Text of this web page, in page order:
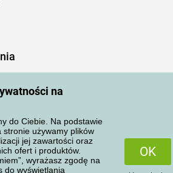
na
do Ciebie. Na podstawie
stronie używamy plików
jej zawartości oraz
ofert i produktów.
wyrażasz zgodę na
do wyświetlania
OK